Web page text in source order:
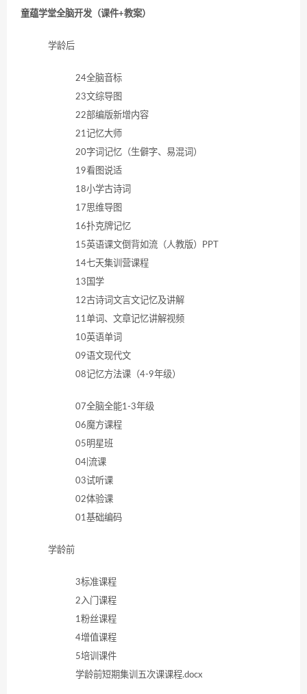
童蕴学堂全脑开发（课件+教案）
学龄后
24全脑音标
23文综导图
22部编版新增内容
21记忆大师
20字词记忆（生僻字、易混词）
19看图说适
18小学古诗词
17思维导图
16扑克牌记忆
15英语课文倒背如流（人教版）PPT
14七天集训营课程
13国学
12古诗词文言文记忆及讲解
11单词、文章记忆讲解视频
10英语单词
09语文现代文
08记忆方法课（4-9年级）
07全脑全能1-3年级
06魔方课程
05明星班
04|流课
03试听课
02体验课
01基础编码
学龄前
3标准课程
2入门课程
1粉丝课程
4增值课程
5培训课件
学龄前短期集训五次课课程.docx